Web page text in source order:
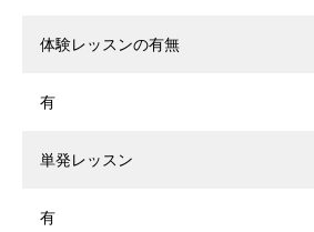
体験レッスンの有無
有
単発レッスン
有